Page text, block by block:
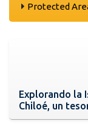
Protected
Explorando la
Chiloé, un